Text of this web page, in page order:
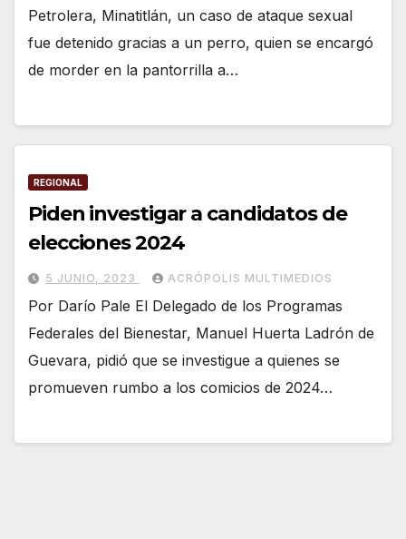
Petrolera, Minatitlán, un caso de ataque sexual
fue detenido gracias a un perro, quien se encargó
de morder en la pantorrilla a…
REGIONAL
Piden investigar a candidatos de
elecciones 2024
5 JUNIO, 2023 ACRÓPOLIS MULTIMEDIOS
Por Darío Pale El Delegado de los Programas
Federales del Bienestar, Manuel Huerta Ladrón de
Guevara, pidió que se investigue a quienes se
promueven rumbo a los comicios de 2024…